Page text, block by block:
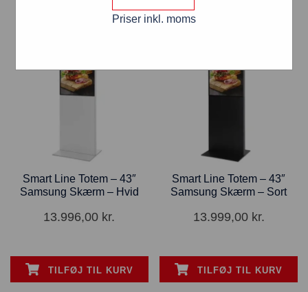
Smart Line Totem – 43″
Samsung Skærm – Hvid
13.996,00 kr.
TILFØJ TIL KURV
Smart Line Totem – 43″
Samsung Skærm – Sort
13.999,00 kr.
TILFØJ TIL KURV
Priser inkl. moms